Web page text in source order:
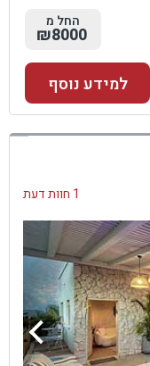
החל מ
₪8000
למידע נוסף
1 חוות דעת